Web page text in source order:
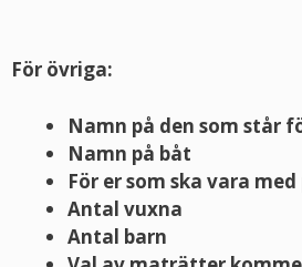
För övriga:
Namn på den som står
Namn på båt
För er som ska vara
Antal vuxna
Antal barn